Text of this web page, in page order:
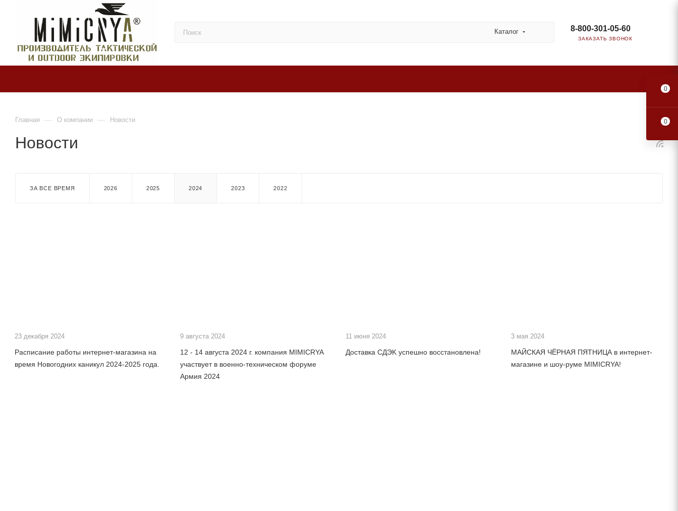
Каталог 8-800-301-05-60
ЗАКАЗАТЬ ЗВОНОК
Главная — О компании — Новости
Новости
ЗА ВСЕ ВРЕМЯ 2026 2025 2024 2023 2022
23 декабря 2024
Расписание работы интернет-магазина на
время Новогодних каникул 2024-2025 года.
9 августа 2024
12 - 14 августа 2024 г. компания MIMICRYA
участвует в военно-техническом форуме
Армия 2024
11 июня 2024
Доставка СДЭK успешно восстановлена!
3 мая 2024
МАЙСКАЯ ЧЁРНАЯ ПЯТНИЦА в интернет-
магазине и шоу-руме MIMICRYA!
0
0